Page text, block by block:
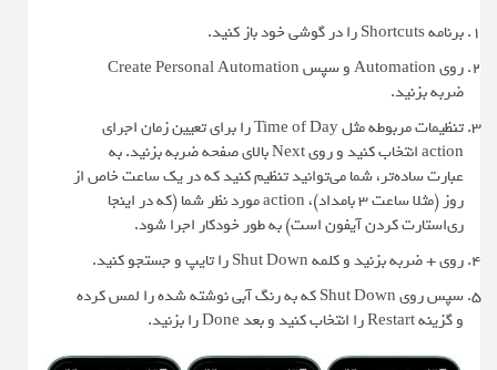
برنامه Shortcuts را در گوشی خود باز کنید.
روی Automation و سپس Create Personal Automation
ضربه بزنید.
تنظیمات مربوطه مثل Time of Day را برای تعیین زمان اجرای
action انتخاب کنید و روی Next بالای صفحه ضربه بزنید. به
عبارت ساده‌تر، شما می‌توانید تنظیم کنید که در یک ساعت خاص از
روز (مثلا ساعت ۳ بامداد)، action مورد نظر شما (که در اینجا
ری‌استارت کردن آیفون است) به طور خودکار اجرا شود.
روی + ضربه بزنید و کلمه Shut Down را تایپ و جستجو کنید.
سپس روی Shut Down که به رنگ آبی نوشته شده را لمس کرده
و گزینه Restart را انتخاب کنید و بعد Done را بزنید.